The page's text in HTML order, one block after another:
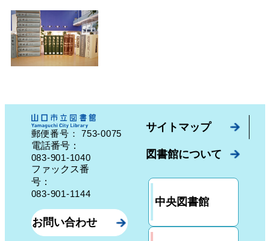
郵便番号：753-0075 山口県山口市中園町７番７号
電話番号：
083-901-1040
ファックス番
号：
083-901-1144
お問い合わせ
サイトマップ
図書館について
中央図書館